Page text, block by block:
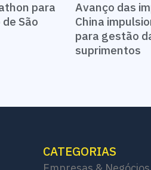
para
São
Avanço das
China
para gestão
suprimentos
CATEGORIAS